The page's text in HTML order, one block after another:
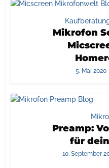
Mikrofon
5. Mai 2020
Preamp:
für
10. September